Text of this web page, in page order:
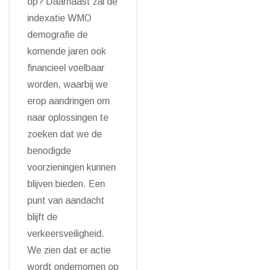
indexatie WMO
demografie de
komende jaren ook
financieel voelbaar
worden, waarbij we
erop aandringen om
naar oplossingen te
zoeken dat we de
benodigde
voorzieningen kunnen
blijven bieden. Een
punt van aandacht
blijft de
verkeersveiligheid.
We zien dat er actie
wordt ondernomen op